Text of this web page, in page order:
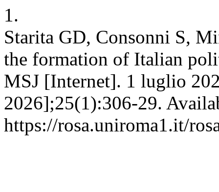
1.
Starita GD, Consonni S,
the formation of Italian
MSJ [Internet]. 1 luglio
2026];25(1):306-29.
https://rosa.uniroma1.it/